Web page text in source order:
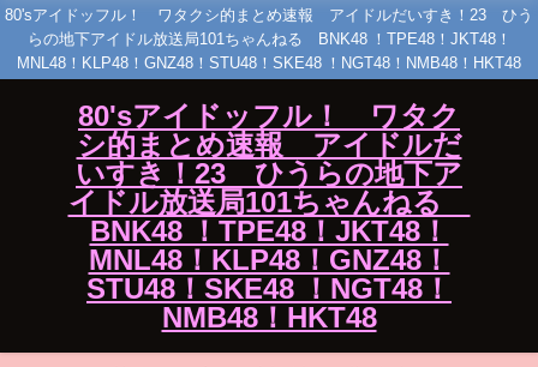
80'sアイドッフル！ ワタクシ的まとめ速報 アイドルだいすき！23 ひう
らの地下アイドル放送局101ちゃんねる BNK48 ！TPE48！JKT48！
MNL48！KLP48！GNZ48！STU48！SKE48 ！NGT48！NMB48！HKT48
80'sアイドッフル！ ワタク
シ的まとめ速報 アイドルだ
いすき！23 ひうらの地下ア
イドル放送局101ちゃんねる
BNK48 ！TPE48！JKT48！
MNL48！KLP48！GNZ48！
STU48！SKE48 ！NGT48！
NMB48！HKT48